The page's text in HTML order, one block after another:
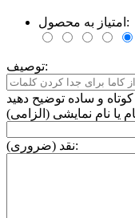
امتیاز به محصول:
توصیف:
نقد (ضروری):